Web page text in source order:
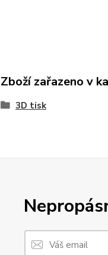
Zboží zařazeno v
3D tisk